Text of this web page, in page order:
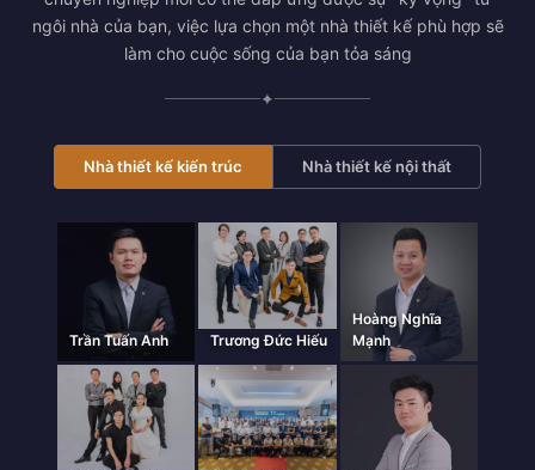
ngôi nhà của bạn, việc lựa chọn một nhà thiết kế phù hợp sẽ
làm cho cuộc sống của bạn tỏa sáng
✦
Nhà thiết kế kiến trúc Nhà thiết kế nội thất
Trần Tuấn Anh Trương Đức Hiếu
Hoàng Nghĩa
Mạnh